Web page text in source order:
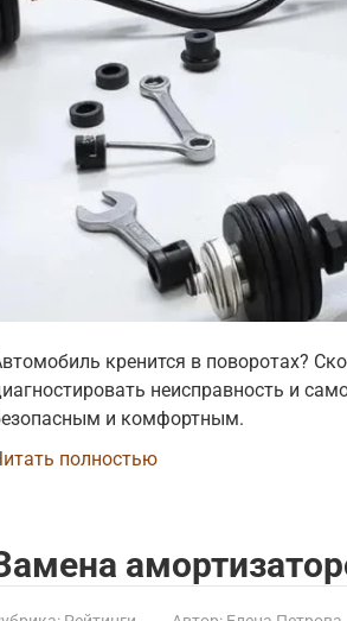
кренится в поворотах?
неисправность и
и комфортным.
полностью